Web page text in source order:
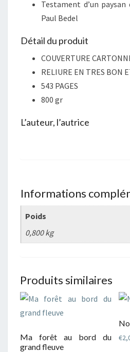
Testament d’un
Paul Bedel
Détail du produit
COUVERTURE
RELIURE EN TRES BON
543 PAGES
800 gr
L’auteur, l’autrice
Informations
Poids
0,800 kg
Produits similaires
Ma forêt au bord du
grand fleuve
€